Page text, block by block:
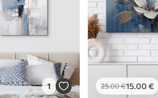
1 25.00€15.00 €